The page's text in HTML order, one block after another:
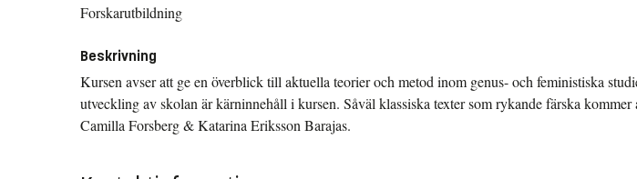
Forskarutbildning
Beskrivning
Kursen avser att ge en överblick till aktuella teorier och metod inom genus- och feministiska
utveckling av skolan är kärninnehåll i kursen. Såväl klassiska texter som rykande färska
Camilla Forsberg & Katarina Eriksson Barajas.